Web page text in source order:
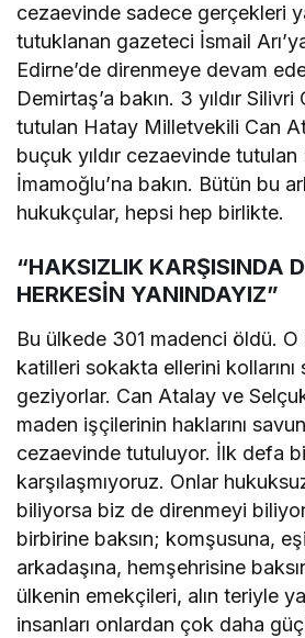
cezaevinde sadece gerçekleri
tutuklanan gazeteci İsmail
Edirne’de direnmeye devam
Demirtaş’a bakın. 3 yıldır Silivri
tutulan Hatay Milletvekili Can
buçuk yıldır cezaevinde tutulan
İmamoğlu’na bakın. Bütün bu
hukukçular, hepsi hep birlikte.
“HAKSIZLIK KARŞISINDA
HERKESİN YANINDAYIZ”
Bu ülkede 301 madenci öldü. O
katilleri sokakta ellerini kollarını
geziyorlar. Can Atalay ve
maden işçilerinin haklarını
cezaevinde tutuluyor. İlk defa
karşılaşmıyoruz. Onlar
biliyorsa biz de direnmeyi
birbirine baksın; komşusuna,
arkadaşına, hemşehrisine
ülkenin emekçileri, alın teriyle
insanları onlardan çok daha